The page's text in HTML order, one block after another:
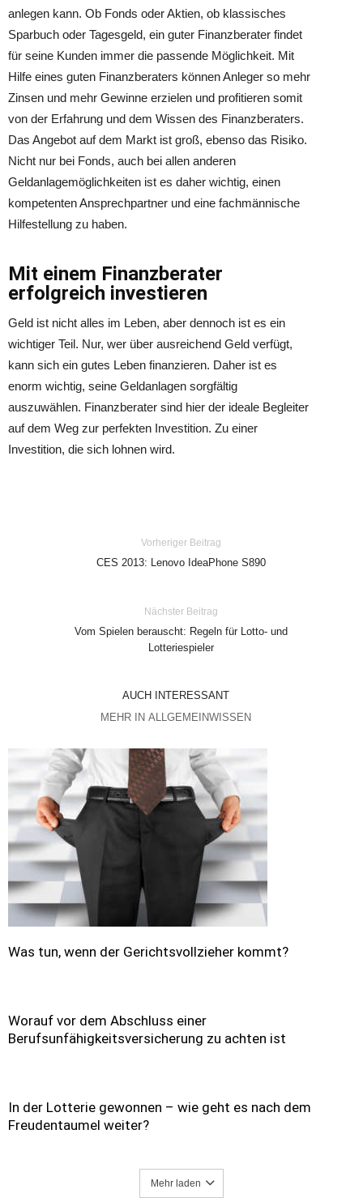
anlegen kann. Ob Fonds oder Aktien, ob klassisches
Sparbuch oder Tagesgeld, ein guter Finanzberater findet
für seine Kunden immer die passende Möglichkeit. Mit
Hilfe eines guten Finanzberaters können Anleger so mehr
Zinsen und mehr Gewinne erzielen und profitieren somit
von der Erfahrung und dem Wissen des Finanzberaters.
Das Angebot auf dem Markt ist groß, ebenso das Risiko.
Nicht nur bei Fonds, auch bei allen anderen
Geldanlagemöglichkeiten ist es daher wichtig, einen
kompetenten Ansprechpartner und eine fachmännische
Hilfestellung zu haben.
Mit einem Finanzberater
erfolgreich investieren
Geld ist nicht alles im Leben, aber dennoch ist es ein
wichtiger Teil. Nur, wer über ausreichend Geld verfügt,
kann sich ein gutes Leben finanzieren. Daher ist es
enorm wichtig, seine Geldanlagen sorgfältig
auszuwählen. Finanzberater sind hier der ideale Begleiter
auf dem Weg zur perfekten Investition. Zu einer
Investition, die sich lohnen wird.
Vorheriger Beitrag
CES 2013: Lenovo IdeaPhone S890
Nächster Beitrag
Vom Spielen berauscht: Regeln für Lotto- und
Lotteriespieler
AUCH INTERESSANT
MEHR IN ALLGEMEINWISSEN
Was tun, wenn der Gerichtsvollzieher kommt?
Worauf vor dem Abschluss einer
Berufsunfähigkeitsversicherung zu achten ist
In der Lotterie gewonnen – wie geht es nach dem
Freudentaumel weiter?
Mehr laden